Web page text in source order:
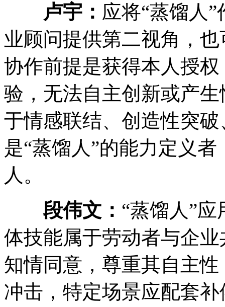
卢宇： 应将“蒸馏人
业顾问提供第二视角，
协作前提是获得本人授
验，无法自主创新或产
于情感联结、创造性突
是“蒸馏人”的能力定义
人。
段伟文： “蒸馏人”
体技能属于劳动者与企
知情同意，尊重其自主
冲击，特定场景应配套